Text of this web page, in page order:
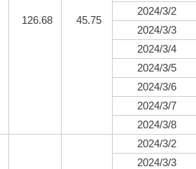
126.68 45.75
2024/3/2
2024/3/3
2024/3/4
2024/3/5
2024/3/6
2024/3/7
2024/3/8
2024/3/2
2024/3/3